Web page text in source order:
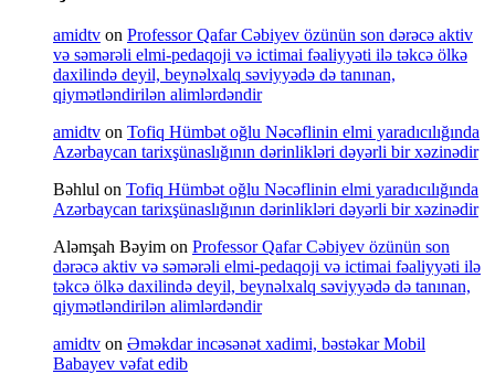
amidtv on Professor Qafar Cəbiyev özünün son dərəcə aktiv
və səmərəli elmi-pedaqoji və ictimai fəaliyyəti ilə təkcə ölkə
daxilində deyil, beynəlxalq səviyyədə də tanınan,
qiymətləndirilən alimlərdəndir
amidtv on Tofiq Hümbət oğlu Nəcəflinin elmi yaradıcılığında
Azərbaycan tarixşünaslığının dərinlikləri dəyərli bir xəzinədir
Bəhlul on Tofiq Hümbət oğlu Nəcəflinin elmi yaradıcılığında
Azərbaycan tarixşünaslığının dərinlikləri dəyərli bir xəzinədir
Aləmşah Bəyim on Professor Qafar Cəbiyev özünün son
dərəcə aktiv və səmərəli elmi-pedaqoji və ictimai fəaliyyəti ilə
təkcə ölkə daxilində deyil, beynəlxalq səviyyədə də tanınan,
qiymətləndirilən alimlərdəndir
amidtv on Əməkdar incəsənət xadimi, bəstəkar Mobil
Babayev vəfat edib